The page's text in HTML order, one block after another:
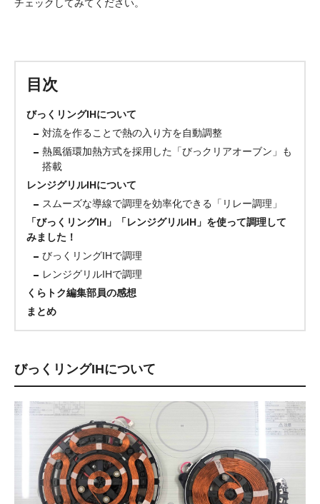
チェックしてみてください。
目次
びっくリングIHについて
対流を作ることで熱の入り方を自動調整
熱風循環加熱方式を採用した「びっクリアオーブン」も
搭載
レンジグリルIHについて
スムーズな導線で調理を効率化できる「リレー調理」
「びっくリングIH」「レンジグリルIH」を使って調理して
みました！
びっくリングIHで調理
レンジグリルIHで調理
くらトク編集部員の感想
まとめ
びっくリングIHについて